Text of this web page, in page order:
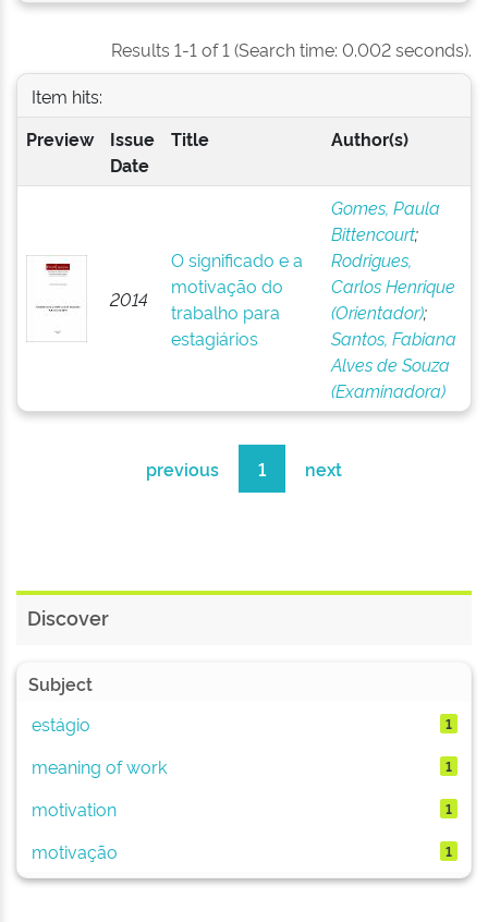
Results 1-1 of 1 (Search time: 0.002 seconds).
Item hits:
Preview
Issue
Date
Title Author(s)
2014
O significado e a
motivação do
trabalho para
estagiários
Gomes, Paula
Bittencourt;
Rodrigues,
Carlos Henrique
(Orientador);
Santos, Fabiana
Alves de Souza
(Examinadora)
previous 1 next
Discover
Subject
estágio
1
meaning of work 1
motivation 1
motivação 1